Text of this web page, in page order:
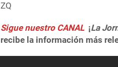
ZQ
Sigue nuestro CANAL ¡La
recibe la información más